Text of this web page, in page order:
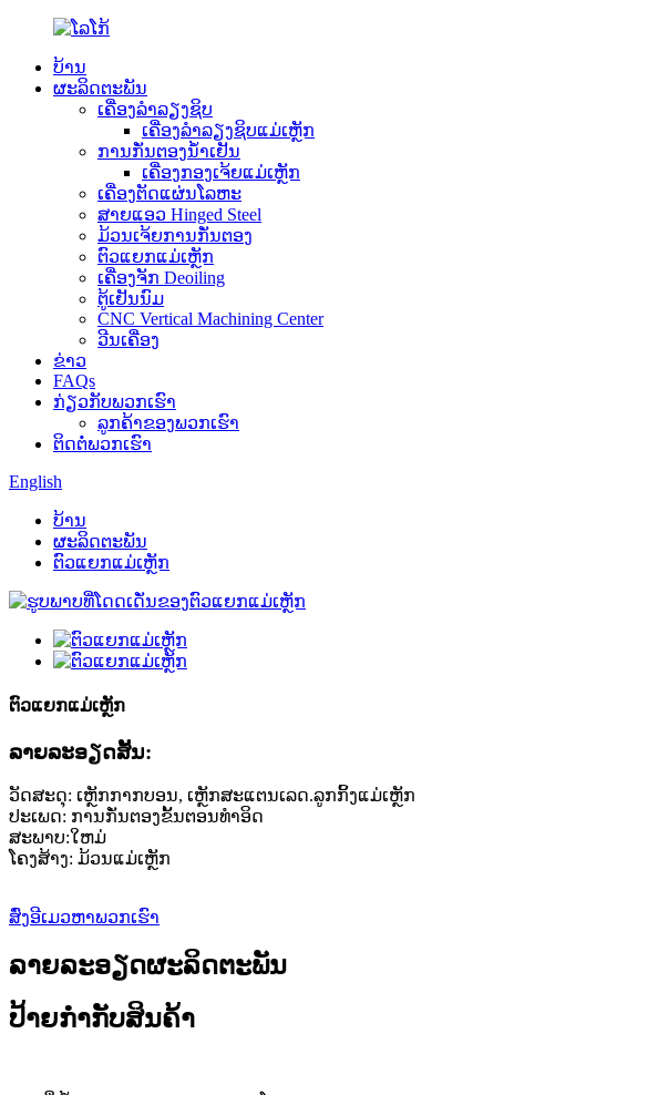
ບ້ານ
ຜະລິດຕະພັນ
ເຄື່ອງລໍາລຽງຊິບ
ເຄື່ອງລໍາລຽງຊິບແມ່ເຫຼັກ
ການກັ່ນຕອງນໍ້າເຢັນ
ເຄື່ອງກອງເຈ້ຍແມ່ເຫຼັກ
ເຄື່ອງຕັດແຜ່ນໂລຫະ
ສາຍແອວ Hinged Steel
ມ້ວນເຈ້ຍການກັ່ນຕອງ
ຕົວແຍກແມ່ເຫຼັກ
ເຄື່ອງຈັກ Deoiling
ຕູ້ເຢັນນົມ
CNC Vertical Machining Center
ວີນເຄື່ອງ
ຂ່າວ
FAQs
ກ່ຽວ​ກັບ​ພວກ​ເຮົາ
ລູກຄ້າຂອງພວກເຮົາ
ຕິດ​ຕໍ່​ພວກ​ເຮົາ
English
ບ້ານ
ຜະລິດຕະພັນ
ຕົວແຍກແມ່ເຫຼັກ
ຕົວແຍກແມ່ເຫຼັກ
ລາຍ​ລະ​ອຽດ​ສັ້ນ​:
ວັດສະດຸ: ເຫຼັກກາກບອນ, ເຫຼັກສະແຕນເລດ.ລູກກິ້ງແມ່ເຫຼັກ
ປະເພດ: ການກັ່ນຕອງຂັ້ນຕອນທໍາອິດ
ສະພາບ:ໃຫມ່
ໂຄງສ້າງ: ມ້ວນແມ່ເຫຼັກ
ສົ່ງອີເມວຫາພວກເຮົາ
ລາຍລະອຽດຜະລິດຕະພັນ
ປ້າຍກຳກັບສິນຄ້າ